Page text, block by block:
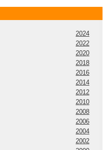
2024
2022
2020
2018
2016
2014
2012
2010
2008
2006
2004
2002